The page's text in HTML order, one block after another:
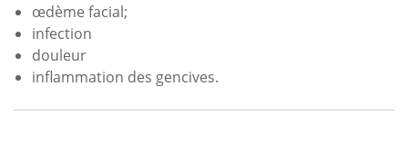
œdème facial;
infection
douleur
inflammation des gencives.